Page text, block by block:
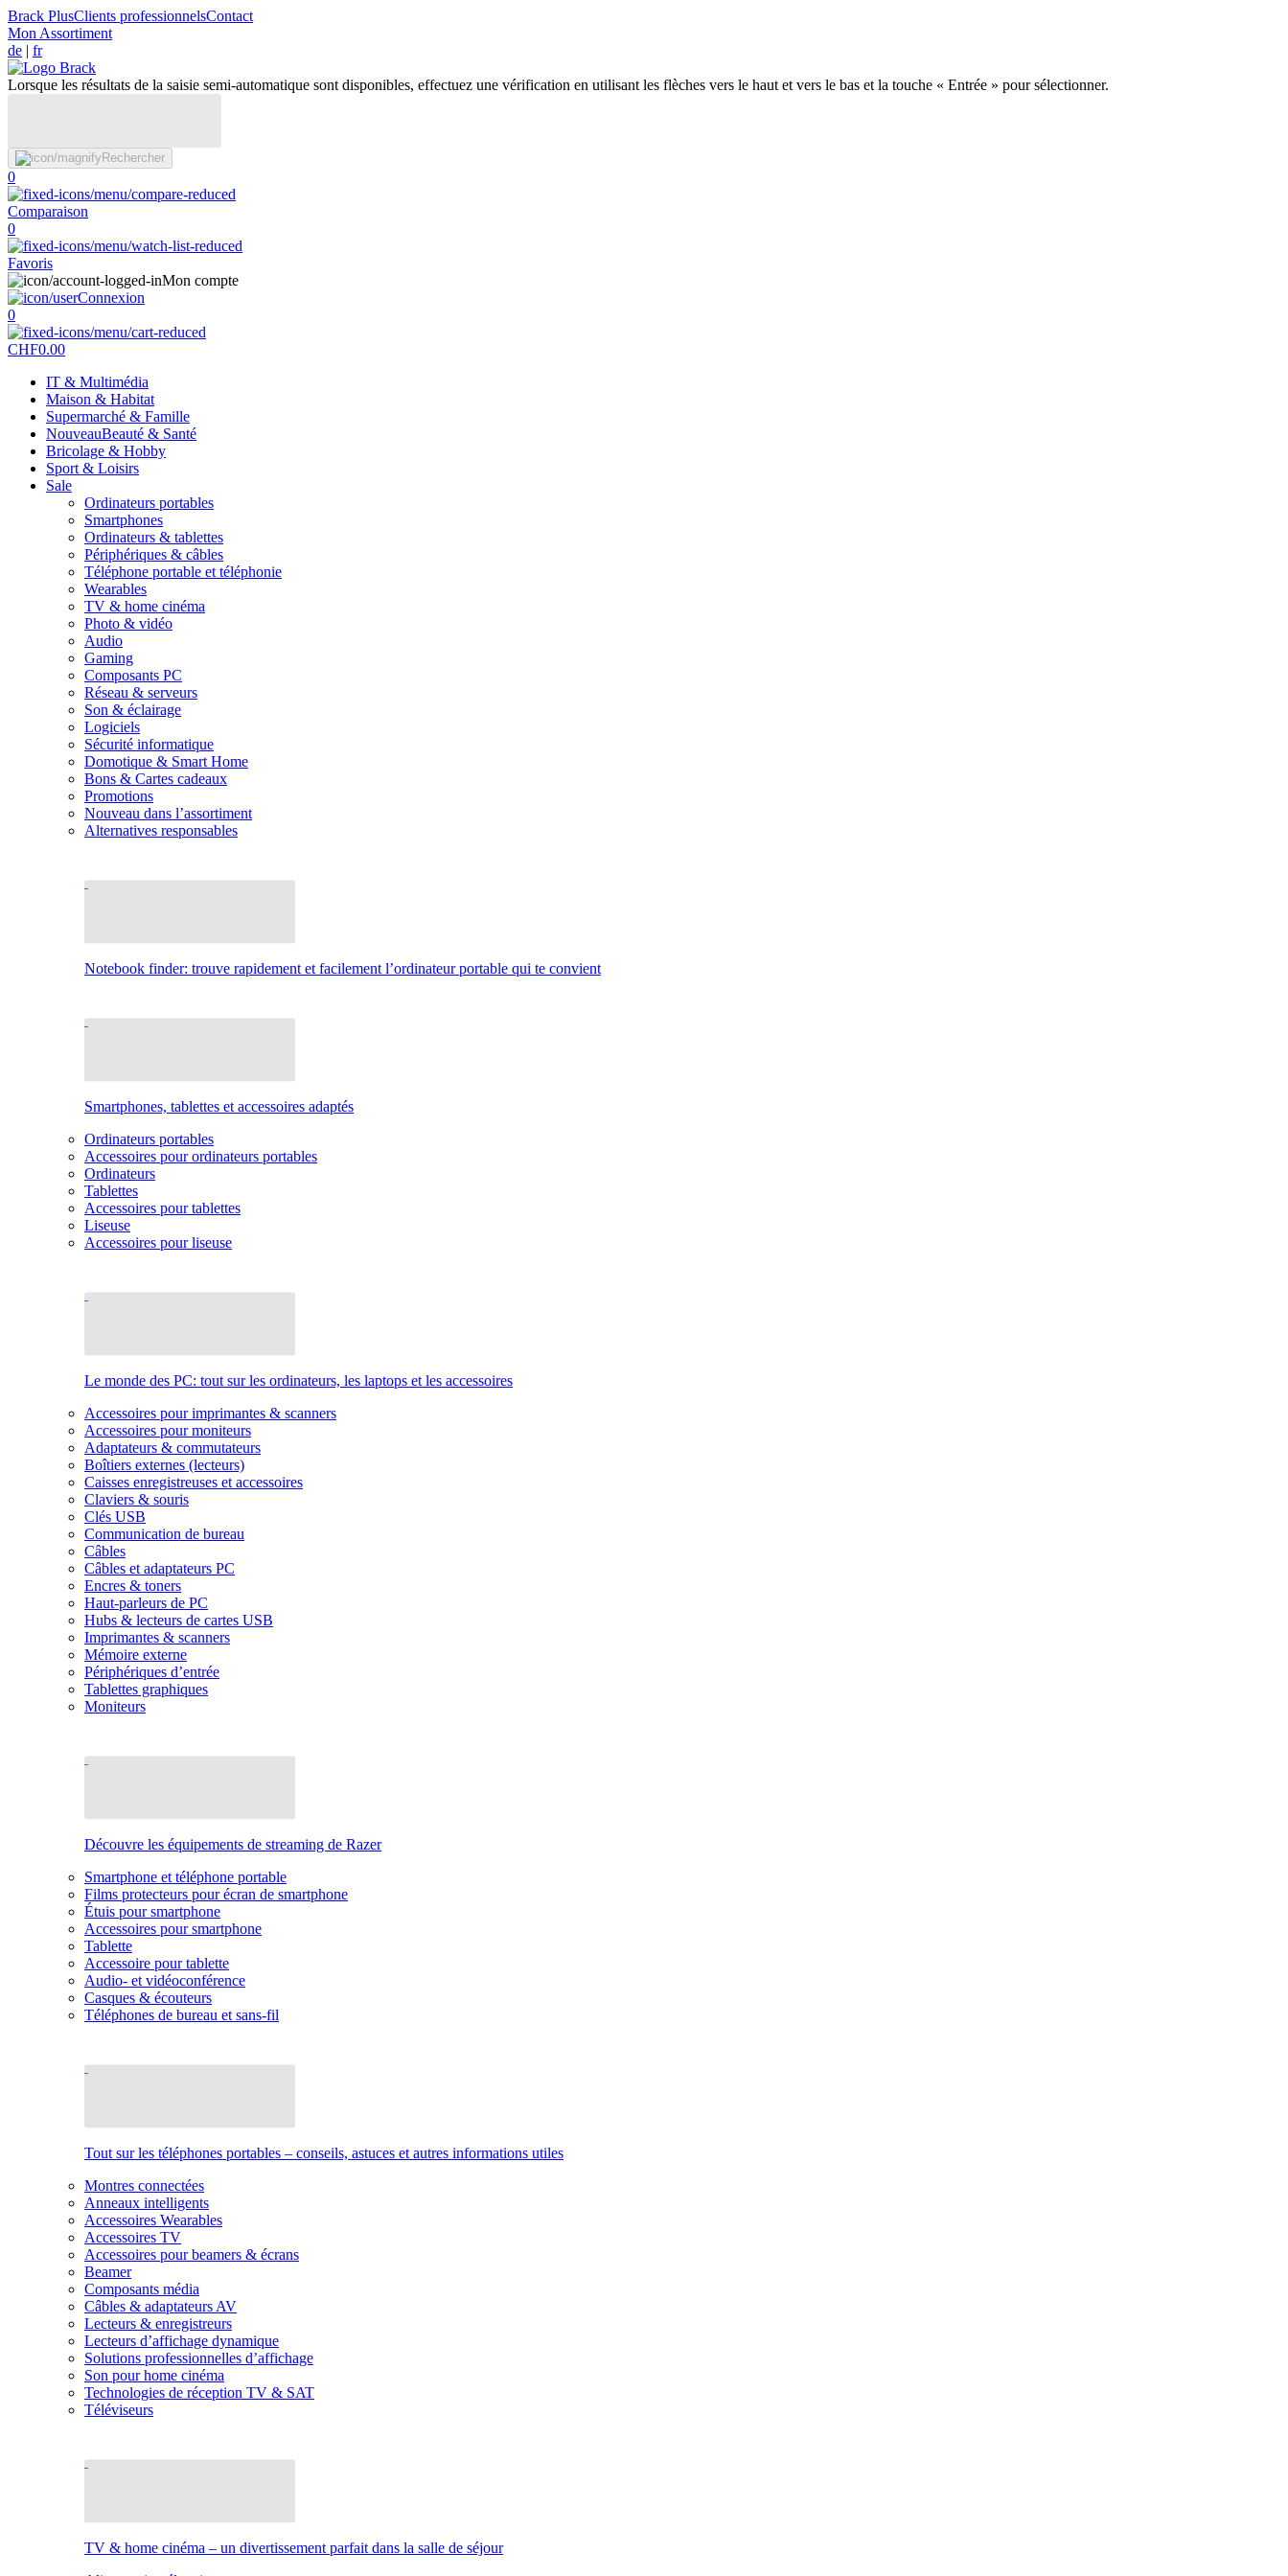
Brack PlusClients professionnelsContact
Mon Assortiment
de | fr
Lorsque les résultats de la saisie semi-automatique sont disponibles, effectuez une vérification en utilisant les flèches vers le haut et vers le bas et la touche « Entrée » pour sélectionner.
Rechercher
0
Comparaison
0
Favoris
Mon compte
Connexion
0
CHF0.00
IT & Multimédia
Maison & Habitat
Supermarché & Famille
NouveauBeauté & Santé
Bricolage & Hobby
Sport & Loisirs
Sale
Ordinateurs portables
Smartphones
Ordinateurs & tablettes
Périphériques & câbles
Téléphone portable et téléphonie
Wearables
TV & home cinéma
Photo & vidéo
Audio
Gaming
Composants PC
Réseau & serveurs
Son & éclairage
Logiciels
Sécurité informatique
Domotique & Smart Home
Bons & Cartes cadeaux
Promotions
Nouveau dans l’assortiment
Alternatives responsables
Notebook finder: trouve rapidement et facilement l’ordinateur portable qui te convient
Smartphones, tablettes et accessoires adaptés
Ordinateurs portables
Accessoires pour ordinateurs portables
Ordinateurs
Tablettes
Accessoires pour tablettes
Liseuse
Accessoires pour liseuse
Le monde des PC: tout sur les ordinateurs, les laptops et les accessoires
Accessoires pour imprimantes & scanners
Accessoires pour moniteurs
Adaptateurs & commutateurs
Boîtiers externes (lecteurs)
Caisses enregistreuses et accessoires
Claviers & souris
Clés USB
Communication de bureau
Câbles
Câbles et adaptateurs PC
Encres & toners
Haut-parleurs de PC
Hubs & lecteurs de cartes USB
Imprimantes & scanners
Mémoire externe
Périphériques d’entrée
Tablettes graphiques
Moniteurs
Découvre les équipements de streaming de Razer
Smartphone et téléphone portable
Films protecteurs pour écran de smartphone
Étuis pour smartphone
Accessoires pour smartphone
Tablette
Accessoire pour tablette
Audio- et vidéoconférence
Casques & écouteurs
Téléphones de bureau et sans-fil
Tout sur les téléphones portables – conseils, astuces et autres informations utiles
Montres connectées
Anneaux intelligents
Accessoires Wearables
Accessoires TV
Accessoires pour beamers & écrans
Beamer
Composants média
Câbles & adaptateurs AV
Lecteurs & enregistreurs
Lecteurs d’affichage dynamique
Solutions professionnelles d’affichage
Son pour home cinéma
Technologies de réception TV & SAT
Téléviseurs
TV & home cinéma – un divertissement parfait dans la salle de séjour